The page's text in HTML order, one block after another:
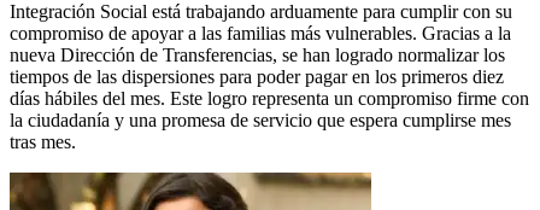
Integración Social está trabajando arduamente para cumplir con su
compromiso de apoyar a las familias más vulnerables. Gracias a la
nueva Dirección de Transferencias, se han logrado normalizar los
tiempos de las dispersiones para poder pagar en los primeros diez
días hábiles del mes. Este logro representa un compromiso firme con
la ciudadanía y una promesa de servicio que espera cumplirse mes
tras mes.